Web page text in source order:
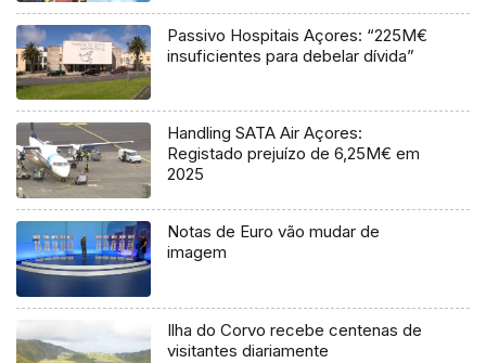
Passivo Hospitais Açores: “225M€
insuficientes para debelar dívida”
Handling SATA Air Açores:
Registado prejuízo de 6,25M€ em
2025
Notas de Euro vão mudar de
imagem
Ilha do Corvo recebe centenas de
visitantes diariamente